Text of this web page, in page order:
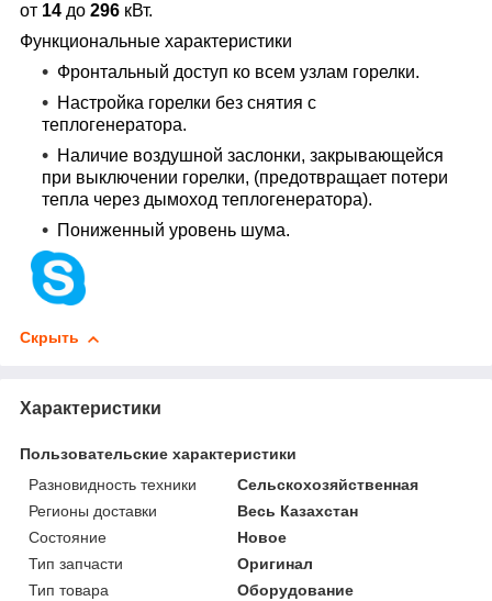
от 14 до 296 кВт.
Функциональные характеристики
Фронтальный доступ ко всем узлам горелки.
Настройка горелки без снятия с
теплогенератора.
Наличие воздушной заслонки, закрывающейся
при выключении горелки, (предотвращает потери
тепла через дымоход теплогенератора).
Пониженный уровень шума.
Скрыть
Характеристики
Пользовательские характеристики
Разновидность техники
Сельскохозяйственная
Регионы доставки
Весь Казахстан
Состояние
Новое
Тип запчасти
Оригинал
Тип товара
Оборудование